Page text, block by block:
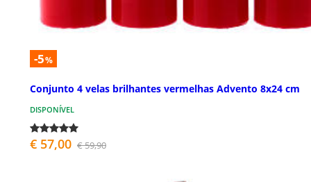
-5%
Conjunto 4 velas brilhantes vermelhas Advento 8x24 cm
DISPONÍVEL
€ 57,00 € 59,90